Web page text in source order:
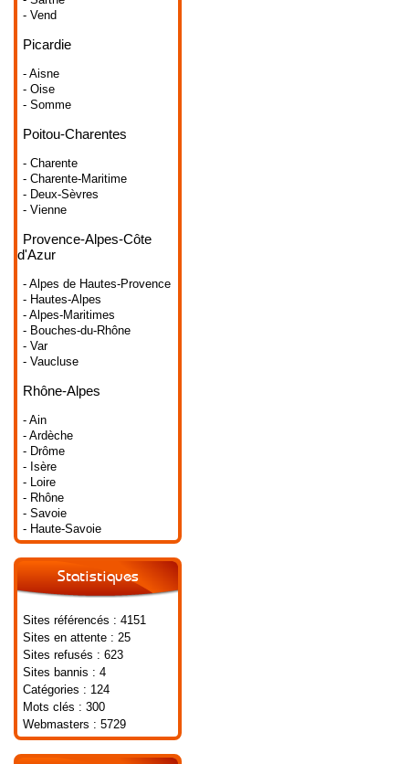
- Vend
Picardie
- Aisne
- Oise
- Somme
Poitou-Charentes
- Charente
- Charente-Maritime
- Deux-Sèvres
- Vienne
Provence-Alpes-Côte
d'Azur
- Alpes de Hautes-Provence
- Hautes-Alpes
- Alpes-Maritimes
- Bouches-du-Rhône
- Var
- Vaucluse
Rhône-Alpes
- Ain
- Ardèche
- Drôme
- Isère
- Loire
- Rhône
- Savoie
- Haute-Savoie
Statistiques
Sites référencés : 4151
Sites en attente : 25
Sites refusés : 623
Sites bannis : 4
Catégories : 124
Mots clés : 300
Webmasters : 5729